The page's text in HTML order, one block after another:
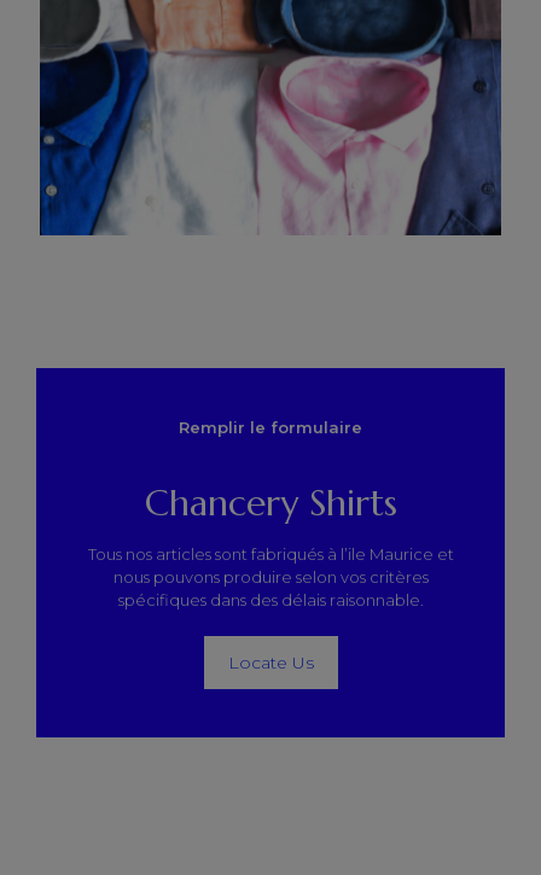
Remplir le formulaire
Chancery Shirts
Tous nos articles sont fabriqués à l’ile Maurice et
nous pouvons produire selon vos critères
spécifiques dans des délais raisonnable.
Locate Us